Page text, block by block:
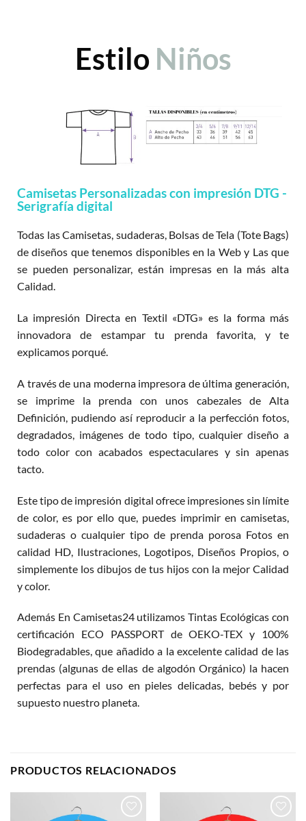
Estilo Niños
Camisetas Personalizadas con impresión DTG -
Serigrafía digital
Todas las Camisetas, sudaderas, Bolsas de Tela (Tote Bags)
de diseños que tenemos disponibles en la Web y Las que
se pueden personalizar, están impresas en la más alta
Calidad.
La impresión Directa en Textil «DTG» es la forma más
innovadora de estampar tu prenda favorita, y te
explicamos porqué.
A través de una moderna impresora de última generación,
se imprime la prenda con unos cabezales de Alta
Definición, pudiendo así reproducir a la perfección fotos,
degradados, imágenes de todo tipo, cualquier diseño a
todo color con acabados espectaculares y sin apenas
tacto.
Este tipo de impresión digital ofrece impresiones sin límite
de color, es por ello que, puedes imprimir en camisetas,
sudaderas o cualquier tipo de prenda porosa Fotos en
calidad HD, Ilustraciones, Logotipos, Diseños Propios, o
simplemente los dibujos de tus hijos con la mejor Calidad
y color.
Además En Camisetas24 utilizamos Tintas Ecológicas con
certificación ECO PASSPORT de OEKO-TEX y 100%
Biodegradables, que añadido a la excelente calidad de las
prendas (algunas de ellas de algodón Orgánico) la hacen
perfectas para el uso en pieles delicadas, bebés y por
supuesto nuestro planeta.
PRODUCTOS RELACIONADOS